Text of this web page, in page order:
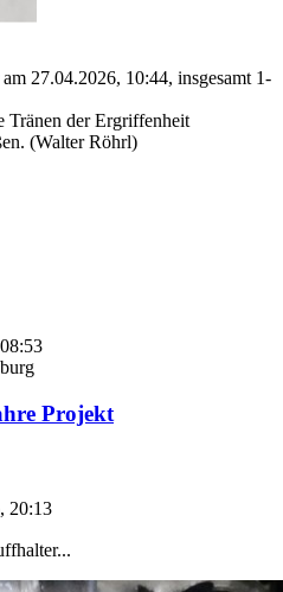
am 27.04.2026, 10:44, insgesamt 1-
Tränen der Ergriffenheit
(Walter Röhrl)
Projekt
20:13